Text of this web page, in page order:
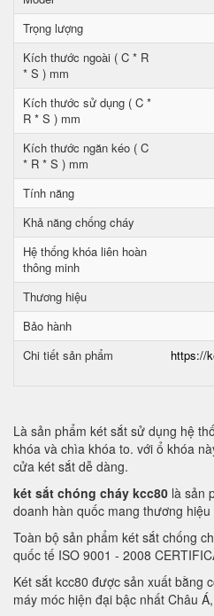
Trọng lượng
Kích thước ngoài ( C * R
* S ) mm
Kích thước sử dụng ( C *
R * S ) mm
Kích thước ngăn kéo ( C
* R * S ) mm
Tính năng
Khả năng chống cháy
Hệ thống khóa liên hoàn
thông minh
Thương hiệu
Bảo hành
Chi tiết sản phẩm
https://
Là sản phẩm két sắt sử dụng hệ
khóa và chìa khóa to. với ổ khóa
cửa két sắt dễ dàng.
két sắt chóng cháy kcc80 là sản
doanh hàn quốc mang thương hiệu
Toàn bộ sản phẩm két sắt chống
quốc tế ISO 9001 - 2008
Két sắt kcc80 được sản xuất bằng
máy móc hiện đại bậc nhất Châu Á,